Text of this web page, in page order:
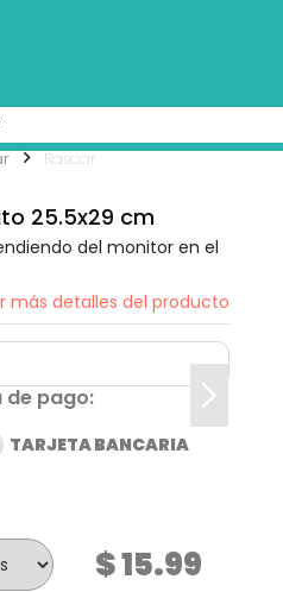
Rascar
25.5x29 cm
del monitor en el
más detalles del producto
de pago:
TARJETA BANCARIA
$ 15.99